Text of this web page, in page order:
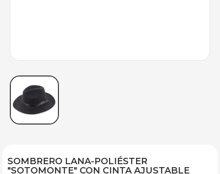
SOMBRERO LANA-POLIÉSTER
"SOTOMONTE" CON CINTA AJUSTABLE